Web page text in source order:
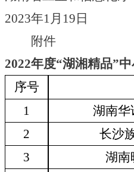
2023年1月19日
附件
2022年度“湖湘精品”
序号
1
湖南华
2
长沙
3
湖南